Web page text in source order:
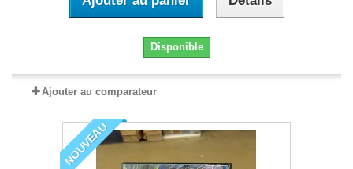
Disponible
Ajouter au comparateur
NOUVEAU